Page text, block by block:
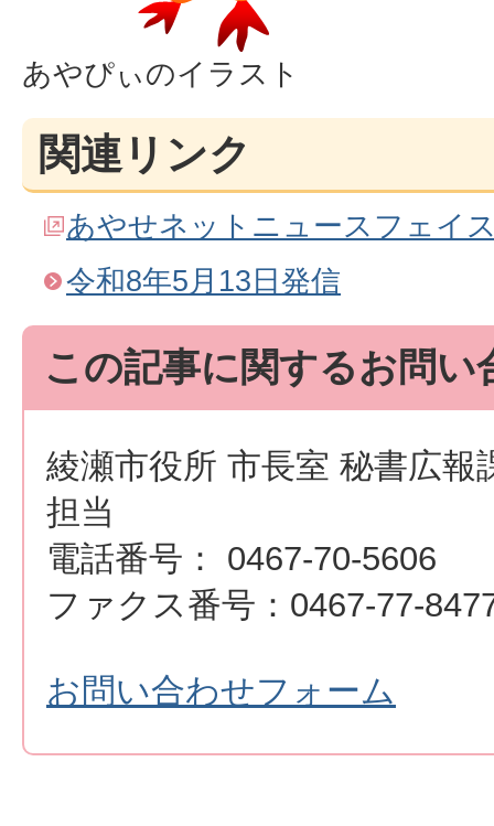
あやぴぃのイラスト
関連リンク
あやせネットニュースフェイ
令和8年5月13日発信
この記事に関するお問い
綾瀬市役所 市長室 秘書広報
担当
電話番号： 0467-70-5606
ファクス番号：0467-77-
お問い合わせフォーム